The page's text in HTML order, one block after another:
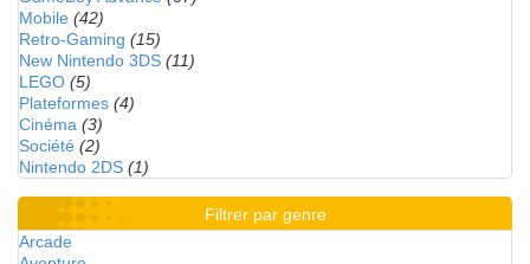
Mobile (42)
Retro-Gaming (15)
New Nintendo 3DS (11)
LEGO (5)
Plateformes (4)
Cinéma (3)
Société (2)
Nintendo 2DS (1)
Filtrer par genre
Arcade